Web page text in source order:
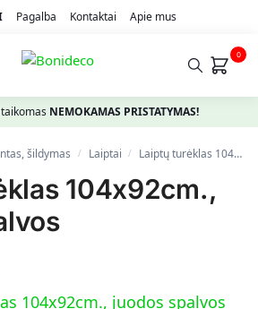
Pagalba Kontaktai Apie mus
0
NEMOKAMAS PRISTATYMAS!
šildymas / Laiptai / Laiptų turėklas 104x92cm., juodos spalvos
104x92cm.,